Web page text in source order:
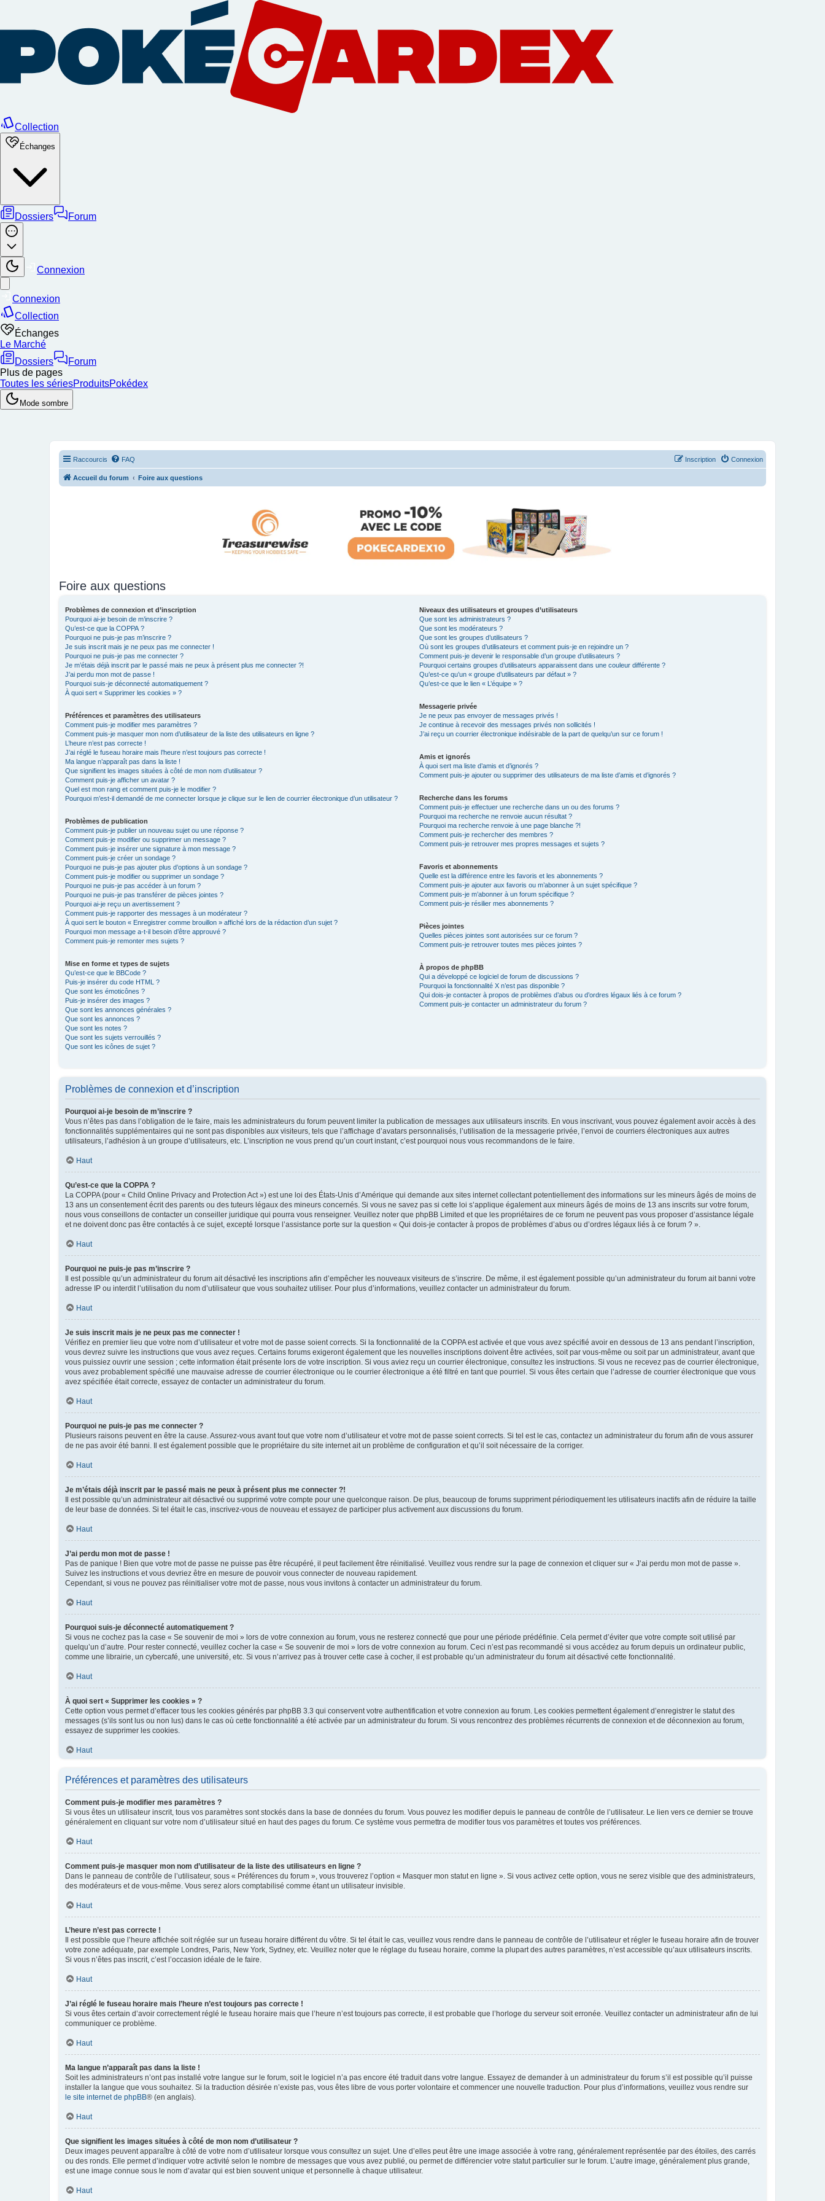
Raccourcis FAQ Connexion
Inscription
Accueil du forum Foire aux questions
Foire aux questions
Problèmes de connexion et d’inscription
Pourquoi ai-je besoin de m’inscrire ?
Qu’est-ce que la COPPA ?
Pourquoi ne puis-je pas m’inscrire ?
Je suis inscrit mais je ne peux pas me connecter !
Pourquoi ne puis-je pas me connecter ?
Je m’étais déjà inscrit par le passé mais ne peux à présent plus me connecter ?!
J’ai perdu mon mot de passe !
Pourquoi suis-je déconnecté automatiquement ?
À quoi sert « Supprimer les cookies » ?
Préférences et paramètres des utilisateurs
Comment puis-je modifier mes paramètres ?
Comment puis-je masquer mon nom d’utilisateur de la liste des utilisateurs en ligne ?
L’heure n’est pas correcte !
J’ai réglé le fuseau horaire mais l’heure n’est toujours pas correcte !
Ma langue n’apparaît pas dans la liste !
Que signifient les images situées à côté de mon nom d’utilisateur ?
Comment puis-je afficher un avatar ?
Quel est mon rang et comment puis-je le modifier ?
Pourquoi m’est-il demandé de me connecter lorsque je clique sur le lien de courrier électronique d’un utilisateur ?
Problèmes de publication
Comment puis-je publier un nouveau sujet ou une réponse ?
Comment puis-je modifier ou supprimer un message ?
Comment puis-je insérer une signature à mon message ?
Comment puis-je créer un sondage ?
Pourquoi ne puis-je pas ajouter plus d’options à un sondage ?
Comment puis-je modifier ou supprimer un sondage ?
Pourquoi ne puis-je pas accéder à un forum ?
Pourquoi ne puis-je pas transférer de pièces jointes ?
Pourquoi ai-je reçu un avertissement ?
Comment puis-je rapporter des messages à un modérateur ?
À quoi sert le bouton « Enregistrer comme brouillon » affiché lors de la rédaction d’un sujet ?
Pourquoi mon message a-t-il besoin d’être approuvé ?
Comment puis-je remonter mes sujets ?
Mise en forme et types de sujets
Qu’est-ce que le BBCode ?
Puis-je insérer du code HTML ?
Que sont les émoticônes ?
Puis-je insérer des images ?
Que sont les annonces générales ?
Que sont les annonces ?
Que sont les notes ?
Que sont les sujets verrouillés ?
Que sont les icônes de sujet ?
Niveaux des utilisateurs et groupes d’utilisateurs
Que sont les administrateurs ?
Que sont les modérateurs ?
Que sont les groupes d’utilisateurs ?
Où sont les groupes d’utilisateurs et comment puis-je en rejoindre un ?
Comment puis-je devenir le responsable d’un groupe d’utilisateurs ?
Pourquoi certains groupes d’utilisateurs apparaissent dans une couleur différente ?
Qu’est-ce qu’un « groupe d’utilisateurs par défaut » ?
Qu’est-ce que le lien « L’équipe » ?
Messagerie privée
Je ne peux pas envoyer de messages privés !
Je continue à recevoir des messages privés non sollicités !
J’ai reçu un courrier électronique indésirable de la part de quelqu’un sur ce forum !
Amis et ignorés
À quoi sert ma liste d’amis et d’ignorés ?
Comment puis-je ajouter ou supprimer des utilisateurs de ma liste d’amis et d’ignorés ?
Recherche dans les forums
Comment puis-je effectuer une recherche dans un ou des forums ?
Pourquoi ma recherche ne renvoie aucun résultat ?
Pourquoi ma recherche renvoie à une page blanche ?!
Comment puis-je rechercher des membres ?
Comment puis-je retrouver mes propres messages et sujets ?
Favoris et abonnements
Quelle est la différence entre les favoris et les abonnements ?
Comment puis-je ajouter aux favoris ou m’abonner à un sujet spécifique ?
Comment puis-je m’abonner à un forum spécifique ?
Comment puis-je résilier mes abonnements ?
Pièces jointes
Quelles pièces jointes sont autorisées sur ce forum ?
Comment puis-je retrouver toutes mes pièces jointes ?
À propos de phpBB
Qui a développé ce logiciel de forum de discussions ?
Pourquoi la fonctionnalité X n’est pas disponible ?
Qui dois-je contacter à propos de problèmes d’abus ou d’ordres légaux liés à ce forum ?
Comment puis-je contacter un administrateur du forum ?
Problèmes de connexion et d’inscription
Pourquoi ai-je besoin de m’inscrire ?
Vous n’êtes pas dans l’obligation de le faire, mais les administrateurs du forum peuvent limiter la publication de messages aux utilisateurs inscrits. En vous inscrivant, vous pouvez également avoir accès à des
fonctionnalités supplémentaires qui ne sont pas disponibles aux visiteurs, tels que l’affichage d’avatars personnalisés, l’utilisation de la messagerie privée, l’envoi de courriers électroniques aux autres
utilisateurs, l’adhésion à un groupe d’utilisateurs, etc. L’inscription ne vous prend qu’un court instant, c’est pourquoi nous vous recommandons de le faire.
Haut
Qu’est-ce que la COPPA ?
La COPPA (pour « Child Online Privacy and Protection Act ») est une loi des États-Unis d’Amérique qui demande aux sites internet collectant potentiellement des informations sur les mineurs âgés de moins de
13 ans un consentement écrit des parents ou des tuteurs légaux des mineurs concernés. Si vous ne savez pas si cette loi s’applique également aux mineurs âgés de moins de 13 ans inscrits sur votre forum,
nous vous conseillons de contacter un conseiller juridique qui pourra vous renseigner. Veuillez noter que phpBB Limited et que les propriétaires de ce forum ne peuvent pas vous proposer d’assistance légale
et ne doivent donc pas être contactés à ce sujet, excepté lorsque l’assistance porte sur la question « Qui dois-je contacter à propos de problèmes d’abus ou d’ordres légaux liés à ce forum ? ».
Haut
Pourquoi ne puis-je pas m’inscrire ?
Il est possible qu’un administrateur du forum ait désactivé les inscriptions afin d’empêcher les nouveaux visiteurs de s’inscrire. De même, il est également possible qu’un administrateur du forum ait banni votre
adresse IP ou interdit l’utilisation du nom d’utilisateur que vous souhaitez utiliser. Pour plus d’informations, veuillez contacter un administrateur du forum.
Haut
Je suis inscrit mais je ne peux pas me connecter !
Vérifiez en premier lieu que votre nom d’utilisateur et votre mot de passe soient corrects. Si la fonctionnalité de la COPPA est activée et que vous avez spécifié avoir en dessous de 13 ans pendant l’inscription,
vous devrez suivre les instructions que vous avez reçues. Certains forums exigeront également que les nouvelles inscriptions doivent être activées, soit par vous-même ou soit par un administrateur, avant que
vous puissiez ouvrir une session ; cette information était présente lors de votre inscription. Si vous aviez reçu un courrier électronique, consultez les instructions. Si vous ne recevez pas de courrier électronique,
vous avez probablement spécifié une mauvaise adresse de courrier électronique ou le courrier électronique a été filtré en tant que pourriel. Si vous êtes certain que l’adresse de courrier électronique que vous
avez spécifiée était correcte, essayez de contacter un administrateur du forum.
Haut
Pourquoi ne puis-je pas me connecter ?
Plusieurs raisons peuvent en être la cause. Assurez-vous avant tout que votre nom d’utilisateur et votre mot de passe soient corrects. Si tel est le cas, contactez un administrateur du forum afin de vous assurer
de ne pas avoir été banni. Il est également possible que le propriétaire du site internet ait un problème de configuration et qu’il soit nécessaire de la corriger.
Haut
Je m’étais déjà inscrit par le passé mais ne peux à présent plus me connecter ?!
Il est possible qu’un administrateur ait désactivé ou supprimé votre compte pour une quelconque raison. De plus, beaucoup de forums suppriment périodiquement les utilisateurs inactifs afin de réduire la taille
de leur base de données. Si tel était le cas, inscrivez-vous de nouveau et essayez de participer plus activement aux discussions du forum.
Haut
J’ai perdu mon mot de passe !
Pas de panique ! Bien que votre mot de passe ne puisse pas être récupéré, il peut facilement être réinitialisé. Veuillez vous rendre sur la page de connexion et cliquer sur « J’ai perdu mon mot de passe ».
Suivez les instructions et vous devriez être en mesure de pouvoir vous connecter de nouveau rapidement.
Cependant, si vous ne pouvez pas réinitialiser votre mot de passe, nous vous invitons à contacter un administrateur du forum.
Haut
Pourquoi suis-je déconnecté automatiquement ?
Si vous ne cochez pas la case « Se souvenir de moi » lors de votre connexion au forum, vous ne resterez connecté que pour une période prédéfinie. Cela permet d’éviter que votre compte soit utilisé par
quelqu’un d’autre. Pour rester connecté, veuillez cocher la case « Se souvenir de moi » lors de votre connexion au forum. Ceci n’est pas recommandé si vous accédez au forum depuis un ordinateur public,
comme une librairie, un cybercafé, une université, etc. Si vous n’arrivez pas à trouver cette case à cocher, il est probable qu’un administrateur du forum ait désactivé cette fonctionnalité.
Haut
À quoi sert « Supprimer les cookies » ?
Cette option vous permet d’effacer tous les cookies générés par phpBB 3.3 qui conservent votre authentification et votre connexion au forum. Les cookies permettent également d’enregistrer le statut des
messages (s’ils sont lus ou non lus) dans le cas où cette fonctionnalité a été activée par un administrateur du forum. Si vous rencontrez des problèmes récurrents de connexion et de déconnexion au forum,
essayez de supprimer les cookies.
Haut
Préférences et paramètres des utilisateurs
Comment puis-je modifier mes paramètres ?
Si vous êtes un utilisateur inscrit, tous vos paramètres sont stockés dans la base de données du forum. Vous pouvez les modifier depuis le panneau de contrôle de l’utilisateur. Le lien vers ce dernier se trouve
généralement en cliquant sur votre nom d’utilisateur situé en haut des pages du forum. Ce système vous permettra de modifier tous vos paramètres et toutes vos préférences.
Haut
Comment puis-je masquer mon nom d’utilisateur de la liste des utilisateurs en ligne ?
Dans le panneau de contrôle de l’utilisateur, sous « Préférences du forum », vous trouverez l’option « Masquer mon statut en ligne ». Si vous activez cette option, vous ne serez visible que des administrateurs,
des modérateurs et de vous-même. Vous serez alors comptabilisé comme étant un utilisateur invisible.
Haut
L’heure n’est pas correcte !
Il est possible que l’heure affichée soit réglée sur un fuseau horaire différent du vôtre. Si tel était le cas, veuillez vous rendre dans le panneau de contrôle de l’utilisateur et régler le fuseau horaire afin de trouver
votre zone adéquate, par exemple Londres, Paris, New York, Sydney, etc. Veuillez noter que le réglage du fuseau horaire, comme la plupart des autres paramètres, n’est accessible qu’aux utilisateurs inscrits.
Si vous n’êtes pas inscrit, c’est l’occasion idéale de le faire.
Haut
J’ai réglé le fuseau horaire mais l’heure n’est toujours pas correcte !
Si vous êtes certain d’avoir correctement réglé le fuseau horaire mais que l’heure n’est toujours pas correcte, il est probable que l’horloge du serveur soit erronée. Veuillez contacter un administrateur afin de lui
communiquer ce problème.
Haut
Ma langue n’apparaît pas dans la liste !
Soit les administrateurs n’ont pas installé votre langue sur le forum, soit le logiciel n’a pas encore été traduit dans votre langue. Essayez de demander à un administrateur du forum s’il est possible qu’il puisse
installer la langue que vous souhaitez. Si la traduction désirée n’existe pas, vous êtes libre de vous porter volontaire et commencer une nouvelle traduction. Pour plus d’informations, veuillez vous rendre sur
le site internet de phpBB® (en anglais).
Haut
Que signifient les images situées à côté de mon nom d’utilisateur ?
Deux images peuvent apparaître à côté de votre nom d’utilisateur lorsque vous consultez un sujet. Une d’elles peut être une image associée à votre rang, généralement représentée par des étoiles, des carrés
ou des ronds. Elle permet d’indiquer votre activité selon le nombre de messages que vous avez publié, ou permet de différencier votre statut particulier sur le forum. L’autre image, généralement plus grande,
est une image connue sous le nom d’avatar qui est bien souvent unique et personnelle à chaque utilisateur.
Haut